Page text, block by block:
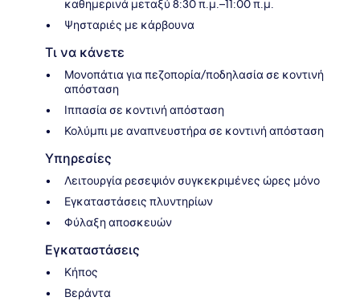
καθημερινά μεταξύ 8:30 π.μ.–11:00 π.μ.
Ψησταριές με κάρβουνα
Τι να κάνετε
Μονοπάτια για πεζοπορία/ποδηλασία σε κοντινή
απόσταση
Ιππασία σε κοντινή απόσταση
Κολύμπι με αναπνευστήρα σε κοντινή απόσταση
Υπηρεσίες
Λειτουργία ρεσεψιόν συγκεκριμένες ώρες μόνο
Εγκαταστάσεις πλυντηρίων
Φύλαξη αποσκευών
Εγκαταστάσεις
Κήπος
Βεράντα